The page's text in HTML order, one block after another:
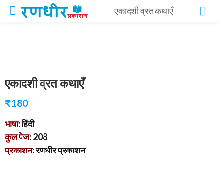
एकादशी व्रत कथाएँ
एकादशी व्रत कथाएँ
₹180
भाषा: हिंदी
कुल पेज: 208
प्रकाशन: रणधीर प्रकाशन